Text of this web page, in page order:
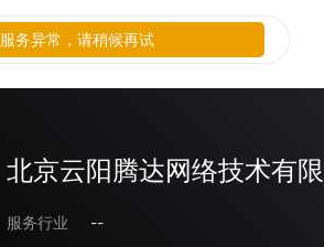
北京云阳腾达网络技术有
服务行业
--
服务异常，请稍候再试